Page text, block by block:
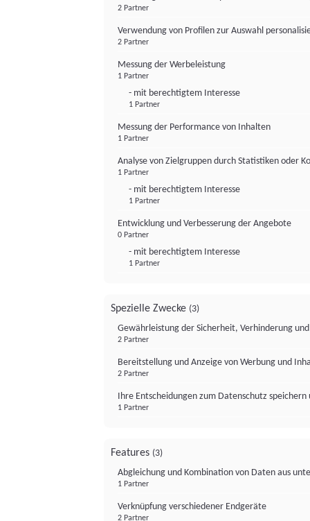
2 Partner
Verwendung von Profilen zur Auswahl
2 Partner
Messung der Werbeleistung
1 Partner
- mit berechtigtem Interesse
1 Partner
Messung der Performance von Inhalten
1 Partner
Analyse von Zielgruppen durch Statistiken oder
1 Partner
- mit berechtigtem Interesse
1 Partner
Entwicklung und Verbesserung der Angebote
0 Partner
- mit berechtigtem Interesse
1 Partner
Spezielle Zwecke (3)
Gewährleistung der Sicherheit, Verhinderung
2 Partner
Bereitstellung und Anzeige von Werbung und
2 Partner
Ihre Entscheidungen zum Datenschutz
1 Partner
Features (3)
Abgleichung und Kombination von Daten aus
1 Partner
Verknüpfung verschiedener Endgeräte
2 Partner